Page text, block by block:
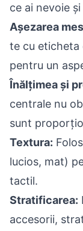
ce ai nevoie
Așezarea
te cu eticheta
pentru un
Înălțimea și
centrale nu
sunt
Textura:
lucios, mat)
tactil.
Stratificarea:
accesorii,